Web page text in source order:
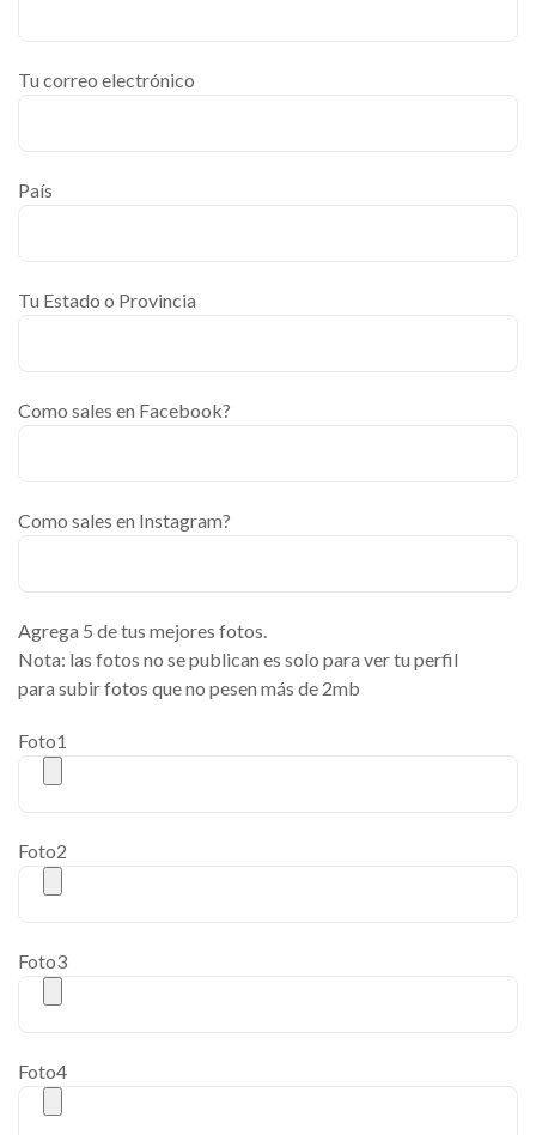
Tu correo electrónico
País
Tu Estado o Provincia
Como sales en Facebook?
Como sales en Instagram?
Agrega 5 de tus mejores fotos.
Nota: las fotos no se publican es solo para ver tu perfil
para subir fotos que no pesen más de 2mb
Foto1
Foto2
Foto3
Foto4